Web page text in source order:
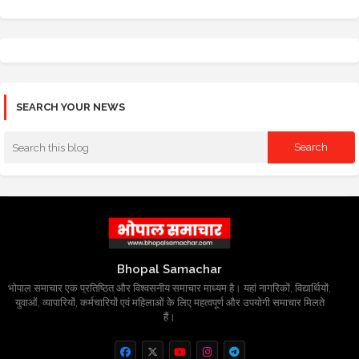
SEARCH YOUR NEWS
Bhopal Samachar
भोपाल समाचार एक प्रतिष्ठित और विश्वसनीय समाचार माध्यम है। यहां नागरिकों, विद्यार्थियों,
युवाओं, व्यापारियों, कर्मचारियों एवं महिलाओं के लिए महत्वपूर्ण और उपयोगी समाचार मिलते
हैं।